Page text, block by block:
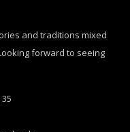
and traditions mixed
forward to seeing